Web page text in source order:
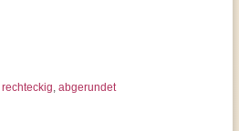
rechteckig, abgerundet